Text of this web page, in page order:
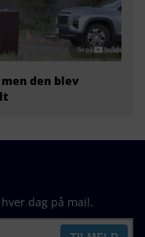
den blev
dag på mail.